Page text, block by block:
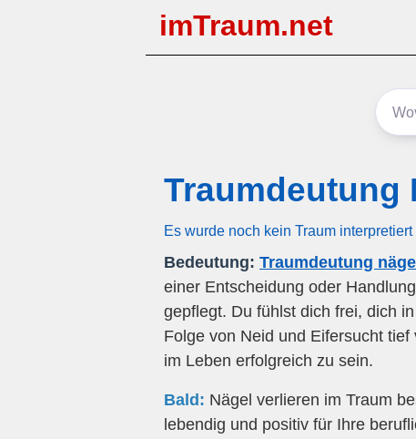
imTraum.net
Traumdeutung
Es wurde noch kein Traum
Bedeutung: Traumdeutung
einer Entscheidung oder
gepflegt. Du fühlst dich frei, dich
Folge von Neid und Eifersucht
im Leben erfolgreich zu sein.
Bald: Nägel verlieren im Traum
lebendig und positiv für Ihre